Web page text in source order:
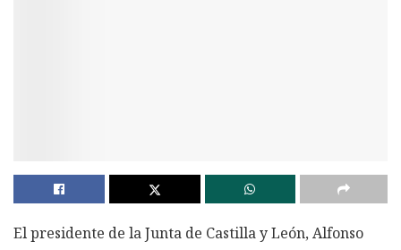
El presidente de la Junta de Castilla y León, Alfonso